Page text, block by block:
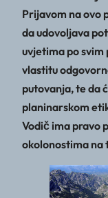
Prijavom na ovo
da udovoljava
uvjetima po svim
vlastitu
putovanja, te da
planinarskom
Vodič ima pravo
okolonostima na